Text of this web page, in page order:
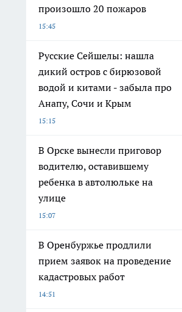
произошло 20 пожаров
15:45
Русские Сейшелы: нашла
дикий остров с бирюзовой
водой и китами - забыла про
Анапу, Сочи и Крым
15:15
В Орске вынесли приговор
водителю, оставившему
ребенка в автолюльке на
улице
15:07
В Оренбуржье продлили
прием заявок на проведение
кадастровых работ
14:51